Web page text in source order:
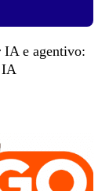
IA e agentivo:
IA